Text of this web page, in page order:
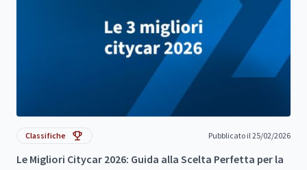
Classifiche Pubblicato il 25/02/2026
Le Migliori Citycar 2026: Guida alla Scelta Perfetta per la